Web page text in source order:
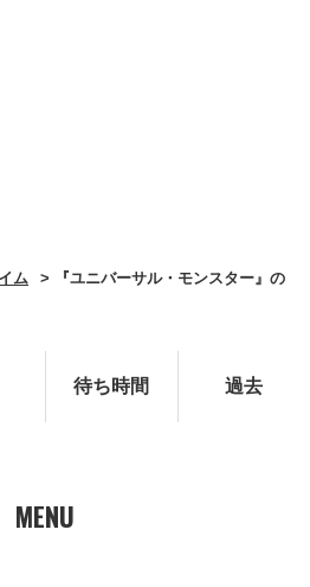
ム
『ユニバーサル・モンスター』の
待ち時間 過去
MENU